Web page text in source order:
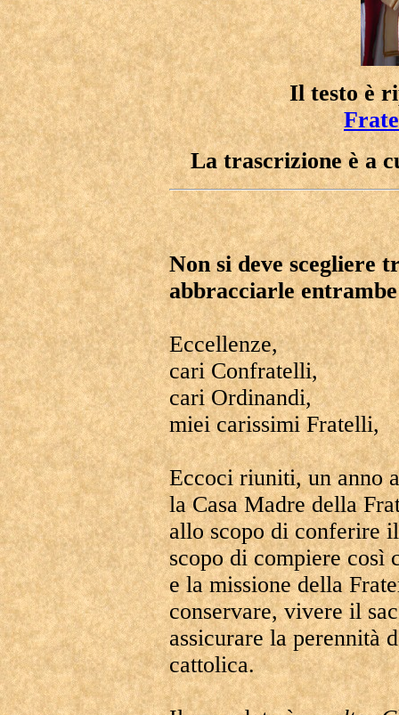
Il testo è
La trascrizione è a
Non si deve scegliere
abbracciarle
Eccellenze,
cari Confratelli,
cari Ordinandi,
miei carissimi Fratelli,
Eccoci riuniti, un anno
la Casa Madre della
allo scopo di conferire
scopo di compiere così
e la missione della
conservare, vivere il
assicurare la perennità
cattolica.